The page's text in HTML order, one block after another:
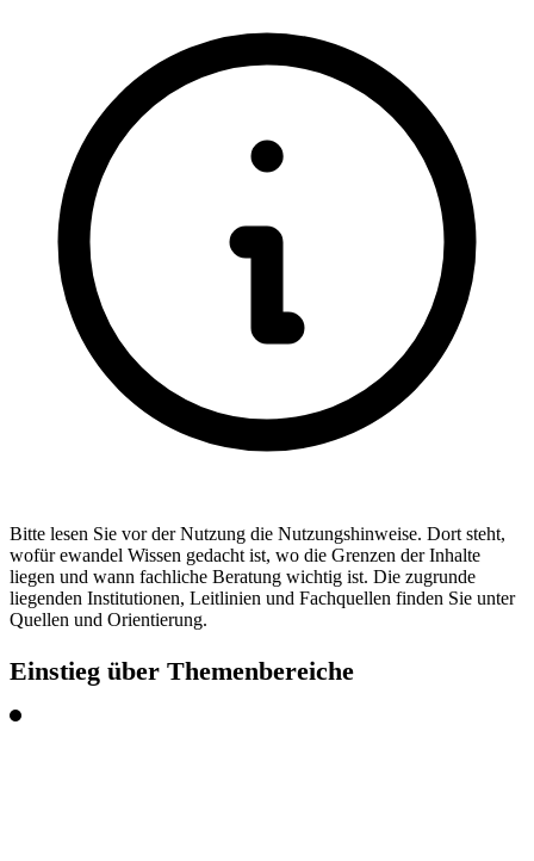
Bitte lesen Sie vor der Nutzung die Nutzungshinweise. Dort steht,
wofür ewandel Wissen gedacht ist, wo die Grenzen der Inhalte
liegen und wann fachliche Beratung wichtig ist. Die zugrunde
liegenden Institutionen, Leitlinien und Fachquellen finden Sie unter
Quellen und Orientierung.
Einstieg über Themenbereiche